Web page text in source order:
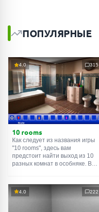
ПОПУЛЯРНЫЕ
4.0 315
10 rooms
Как следует из названия игры
"10 rooms", здесь вам
предстоит найти выход из 10
разных комнат в особняке. В
их, чтобы выйти. Выход из
одной комнаты является
4.0 222